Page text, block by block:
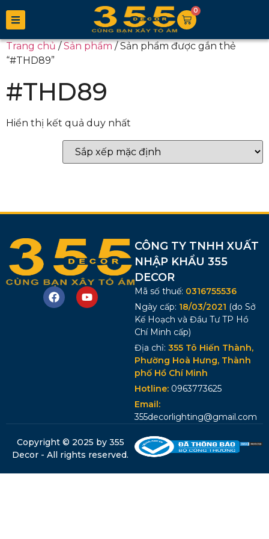
0
Trang chủ/Sản phẩm/ Sản phẩm được gắn thẻ
“#THD89”
#THD89
Hiển thị kết quả duy nhất
CÔNG TY TNHH XUẤT
NHẬP KHẨU 355
DECOR
Mã số thuế: 0316755536
Ngày cấp: 18/03/2021 (do Sở
Kế Hoạch và Đầu Tư TP Hồ
Chí Minh cấp)
Địa chỉ: 355 Tô Hiến Thành,
Phường Hoà Hưng, Thành
phố Hồ Chí Minh
Hotline: 0963773625
Email:
355decorlighting@gmail.com
Copyright © 2025 by 355
Decor - All rights reserved.